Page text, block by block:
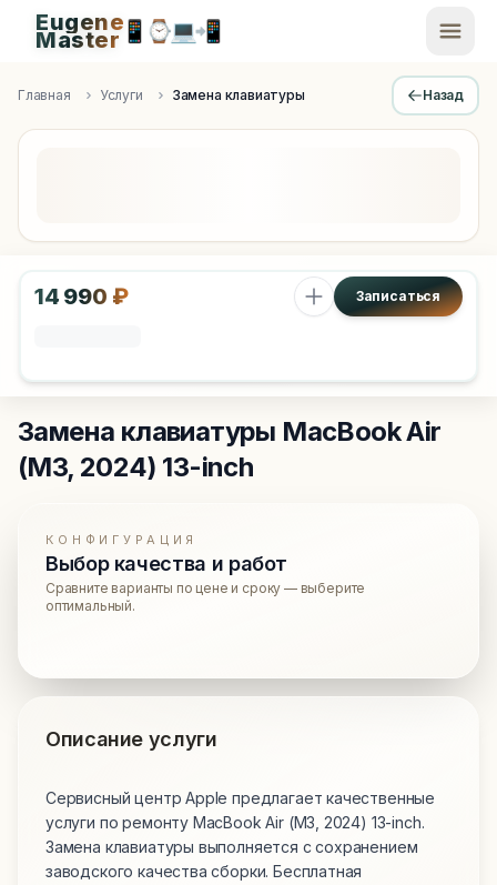
Apple Diagnostics & Engineering Authority in Saint
Eugene
Master📱 ⌚💻📲
Главная Услуги Замена клавиатуры Назад
14 990 ₽ Записаться
Замена клавиатуры MacBook Air
(M3, 2024) 13-inch
КОНФИГУРАЦИЯ
Выбор качества и работ
Сравните варианты по цене и сроку — выберите
оптимальный.
Описание услуги
Сервисный центр Apple предлагает качественные
услуги по ремонту MacBook Air (M3, 2024) 13-inch.
Замена клавиатуры выполняется с сохранением
заводского качества сборки. Бесплатная